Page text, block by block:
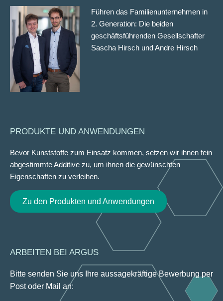
Führen das Familienunternehmen in
2. Generation: Die beiden
geschäftsführenden Gesellschafter
Sascha Hirsch und Andre Hirsch
PRODUKTE UND ANWENDUNGEN
Bevor Kunststoffe zum Einsatz kommen, setzen wir ihnen fein
abgestimmte Additive zu, um ihnen die gewünschten
Eigenschaften zu verleihen.
Zu den Produkten und Anwendungen
ARBEITEN BEI ARGUS
Bitte senden Sie uns Ihre aussagekräftige Bewerbung per
Post oder Mail an: